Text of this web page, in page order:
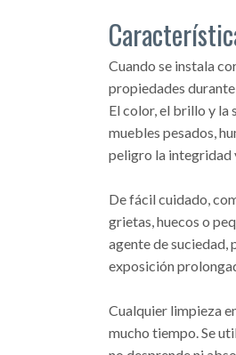
Cuando se instala
propiedades
El color, el brillo y la
muebles pesados,
peligro la integridad
De fácil cuidado,
grietas, huecos o
agente de suciedad,
exposición
Cualquier limpieza
mucho tiempo. Se